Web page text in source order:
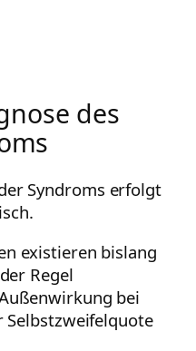
des
Syndroms erfolgt
existieren bislang
Regel
bei